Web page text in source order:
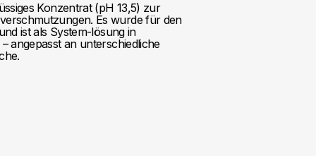
Konzentrat (pH 13,5) zur
Es wurde für den
ist als System-lösung in
angepasst an unterschiedliche